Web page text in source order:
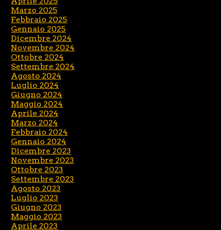
Marzo 2025
Febbraio 2025
Gennaio 2025
Dicembre 2024
Novembre 2024
Ottobre 2024
Settembre 2024
Agosto 2024
Luglio 2024
Giugno 2024
Maggio 2024
Aprile 2024
Marzo 2024
Febbraio 2024
Gennaio 2024
Dicembre 2023
Novembre 2023
Ottobre 2023
Settembre 2023
Agosto 2023
Luglio 2023
Giugno 2023
Maggio 2023
Aprile 2023